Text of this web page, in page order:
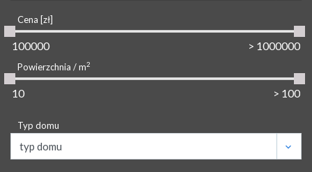
Cena [zł]
Powierzchnia / m2
Typ domu